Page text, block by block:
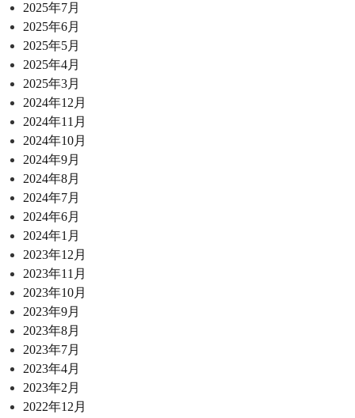
2025年7月
2025年6月
2025年5月
2025年4月
2025年3月
2024年12月
2024年11月
2024年10月
2024年9月
2024年8月
2024年7月
2024年6月
2024年1月
2023年12月
2023年11月
2023年10月
2023年9月
2023年8月
2023年7月
2023年4月
2023年2月
2022年12月